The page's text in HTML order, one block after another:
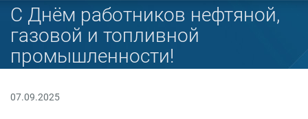
С Днём работников нефтяной,
газовой и топливной
промышленности!
07.09.2025